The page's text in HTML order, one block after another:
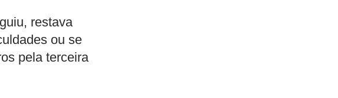
restava
ou se
pela terceira